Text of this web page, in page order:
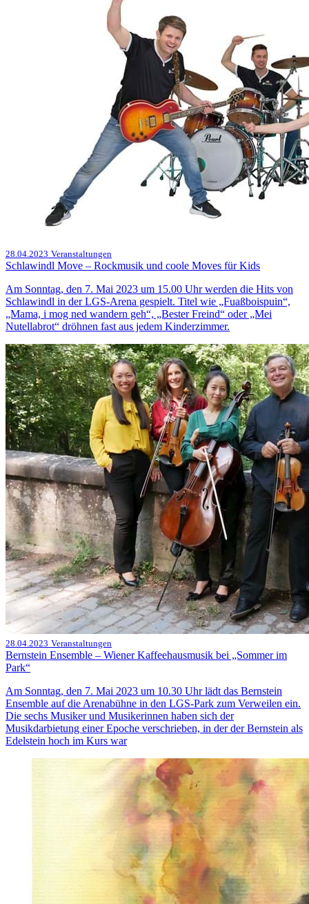
28.04.2023 Veranstaltungen
Schlawindl Move – Rockmusik und coole Moves für Kids
Am Sonntag, den 7. Mai 2023 um 15.00 Uhr werden die Hits von
Schlawindl in der LGS-Arena gespielt. Titel wie „Fuaßboispuin“,
„Mama, i mog ned wandern geh“, „Bester Freind“ oder „Mei
Nutellabrot“ dröhnen fast aus jedem Kinderzimmer.
28.04.2023 Veranstaltungen
Bernstein Ensemble – Wiener Kaffeehausmusik bei „Sommer im
Park“
Am Sonntag, den 7. Mai 2023 um 10.30 Uhr lädt das Bernstein
Ensemble auf die Arenabühne in den LGS-Park zum Verweilen ein.
Die sechs Musiker und Musikerinnen haben sich der
Musikdarbietung einer Epoche verschrieben, in der der Bernstein als
Edelstein hoch im Kurs war